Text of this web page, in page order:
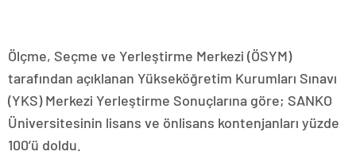
Ölçme, Seçme ve Yerleştirme Merkezi (ÖSYM)
tarafından açıklanan Yükseköğretim Kurumları Sınavı
(YKS) Merkezi Yerleştirme Sonuçlarına göre; SANKO
Üniversitesinin lisans ve önlisans kontenjanları yüzde
100’ü doldu.